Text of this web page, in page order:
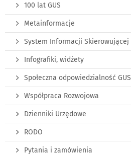
100 lat GUS
Metainformacje
System Informacji Skierowującej
Infografiki, widżety
Społeczna odpowiedzialność GUS
Współpraca Rozwojowa
Dzienniki Urzędowe
RODO
Pytania i zamówienia